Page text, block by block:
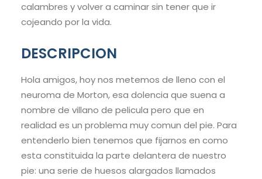
calambres y volver a caminar sin tener que ir
cojeando por la vida.
DESCRIPCION
Hola amigos, hoy nos metemos de lleno con el
neuroma de Morton, esa dolencia que suena a
nombre de villano de pelicula pero que en
realidad es un problema muy comun del pie. Para
entenderlo bien tenemos que fijarnos en como
esta constituida la parte delantera de nuestro
pie: una serie de huesos alargados llamados